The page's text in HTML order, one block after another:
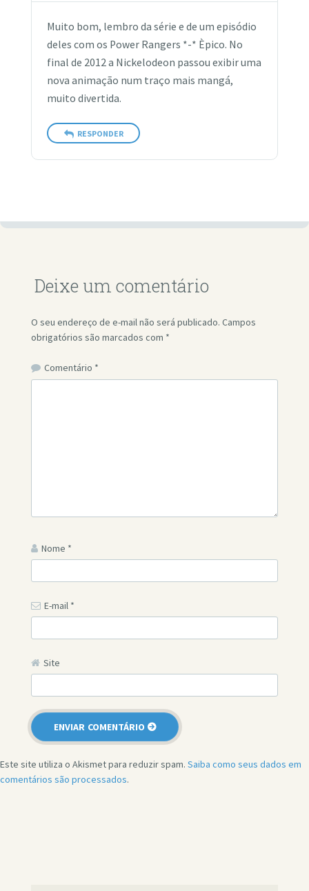
Muito bom, lembro da série e de um episódio
deles com os Power Rangers *-* Èpico. No
final de 2012 a Nickelodeon passou exibir uma
nova animação num traço mais mangá,
muito divertida.
RESPONDER
Deixe um comentário
O seu endereço de e-mail não será publicado. Campos
obrigatórios são marcados com *
Comentário *
Nome *
E-mail *
Site
Este site utiliza o Akismet para reduzir spam. Saiba como seus dados em
comentários são processados.